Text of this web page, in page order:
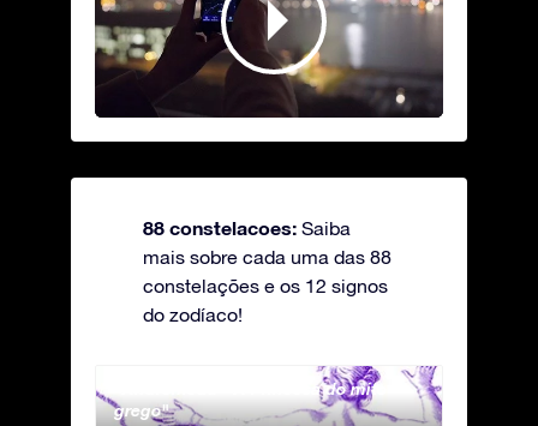
88 constelacoes: Saiba
mais sobre cada uma das 88
constelações e os 12 signos
do zodíaco!
Andromeda - A Princesa do mito
grego